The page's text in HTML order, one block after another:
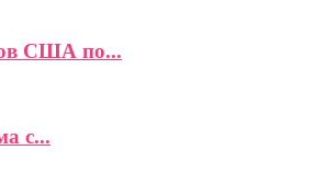
США по...
с...